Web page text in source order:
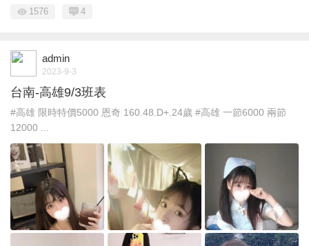
1576 4
admin
2023-9-3
台南-高雄9/3班表
#高雄 限時特價5000 恩奇 160.48.D+.24歲 #高雄 一節6000 兩節
12000 ...